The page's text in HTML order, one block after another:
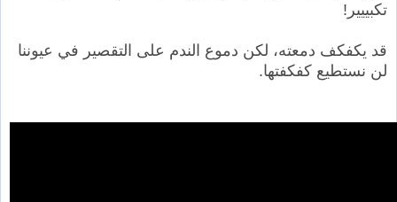
تكبييير!
قد يكفكف دمعته، لكن دموع الندم على التقصير في عيوننا
لن نستطيع كفكفتها.